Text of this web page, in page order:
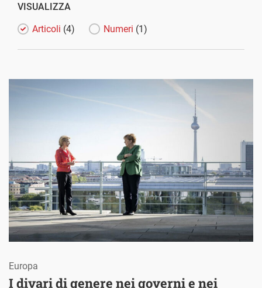
VISUALIZZA
Articoli (4) Numeri (1)
I divari di genere nei governi e nei
Europa